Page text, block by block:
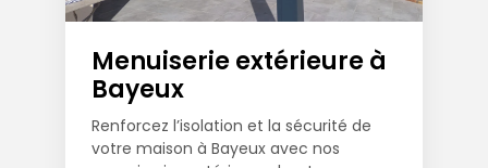
Menuiserie extérieure à
Bayeux
Renforcez l’isolation et la sécurité de
votre maison à Bayeux avec nos